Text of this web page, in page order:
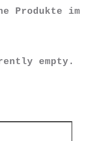
Produkte im
empty.